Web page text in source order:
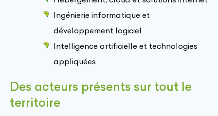
Ingénierie informatique et
développement logiciel
Intelligence artificielle et technologies
appliquées
Des acteurs présents sur tout le
territoire